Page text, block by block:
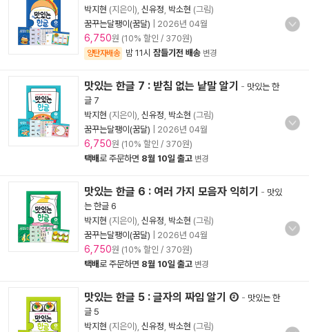
박지현 (지은이), 신유정 박소현 (그림)
꿈꾸는달팽이(꿈달)
2026년 04월
6,750원 (10% 할인 / 370원)
양탄자배송 밤 11시 잠들기전 배송 변경
맛있는 한글 7 : 받침 없는 낱말 알기 - 맛있는 한
글 7
박지현 (지은이), 신유정 박소현 (그림)
꿈꾸는달팽이(꿈달)
2026년 04월
6,750원 (10% 할인 / 370원)
택배로 주문하면 8월 10일 출고 변경
맛있는 한글 6 : 여러 가지 모음자 익히기 - 맛있
는 한글 6
박지현 (지은이), 신유정 박소현 (그림)
꿈꾸는달팽이(꿈달)
2026년 04월
6,750원 (10% 할인 / 370원)
택배로 주문하면 8월 10일 출고 변경
맛있는 한글 5 : 글자의 짜임 알기 ② - 맛있는 한
글 5
박지현 (지은이), 신유정 박소현 (그림)